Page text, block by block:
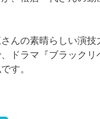
んの素晴らしい演
ドラマ『ブラックリ
す。